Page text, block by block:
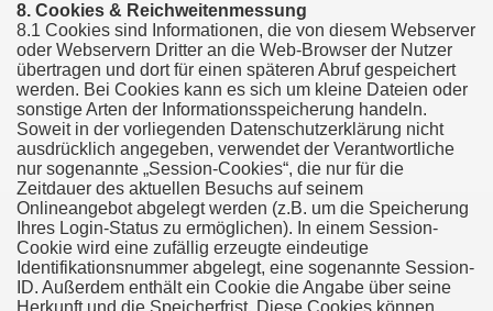
8. Cookies & Reichweitenmessung
8.1 Cookies sind Informationen, die von diesem Webserver
oder Webservern Dritter an die Web-Browser der Nutzer
übertragen und dort für einen späteren Abruf gespeichert
werden. Bei Cookies kann es sich um kleine Dateien oder
sonstige Arten der Informationsspeicherung handeln.
Soweit in der vorliegenden Datenschutzerklärung nicht
ausdrücklich angegeben, verwendet der Verantwortliche
nur sogenannte „Session-Cookies“, die nur für die
Zeitdauer des aktuellen Besuchs auf seinem
Onlineangebot abgelegt werden (z.B. um die Speicherung
Ihres Login-Status zu ermöglichen). In einem Session-
Cookie wird eine zufällig erzeugte eindeutige
Identifikationsnummer abgelegt, eine sogenannte Session-
ID. Außerdem enthält ein Cookie die Angabe über seine
Herkunft und die Speicherfrist. Diese Cookies können